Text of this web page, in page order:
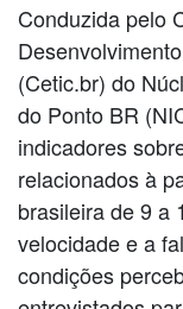
Conduzida pelo
(Cetic.br) do
do Ponto BR
indicadores
relacionados à
brasileira de 9 a
velocidade e a
condições